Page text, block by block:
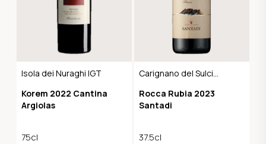
Isola dei Nuraghi IGT
Korem 2022 Cantina
Argiolas
75cl
Carignano del Sulcis
Rocca Rubia 2023
Santadi
37.5cl